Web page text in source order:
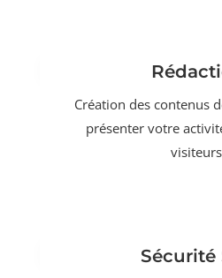
Création des contenus
présenter votre
Sécurité